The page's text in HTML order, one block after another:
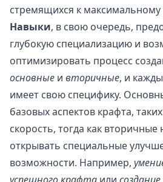
стремящихся к максимальному
Навыки, в свою очередь,
глубокую специализацию и
оптимизировать процесс
основные и вторичные, и
имеет свою специфику.
базовых аспектов крафта,
скорость, тогда как вторичные
открывать специальные
возможности. Например,